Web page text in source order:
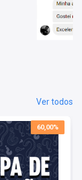
estudos
forma de
disponíveis
não serão
o
Ver todos
60,00%